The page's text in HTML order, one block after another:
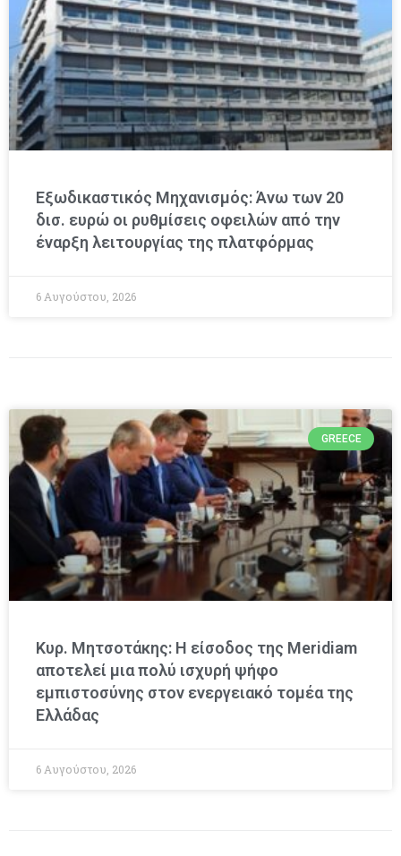
Εξωδικαστικός Μηχανισμός: Άνω των 20
δισ. ευρώ οι ρυθμίσεις οφειλών από την
έναρξη λειτουργίας της πλατφόρμας
6 Αυγούστου, 2026
GREECE
Κυρ. Μητσοτάκης: Η είσοδος της Meridiam
αποτελεί μια πολύ ισχυρή ψήφο
εμπιστοσύνης στον ενεργειακό τομέα της
Ελλάδας
6 Αυγούστου, 2026